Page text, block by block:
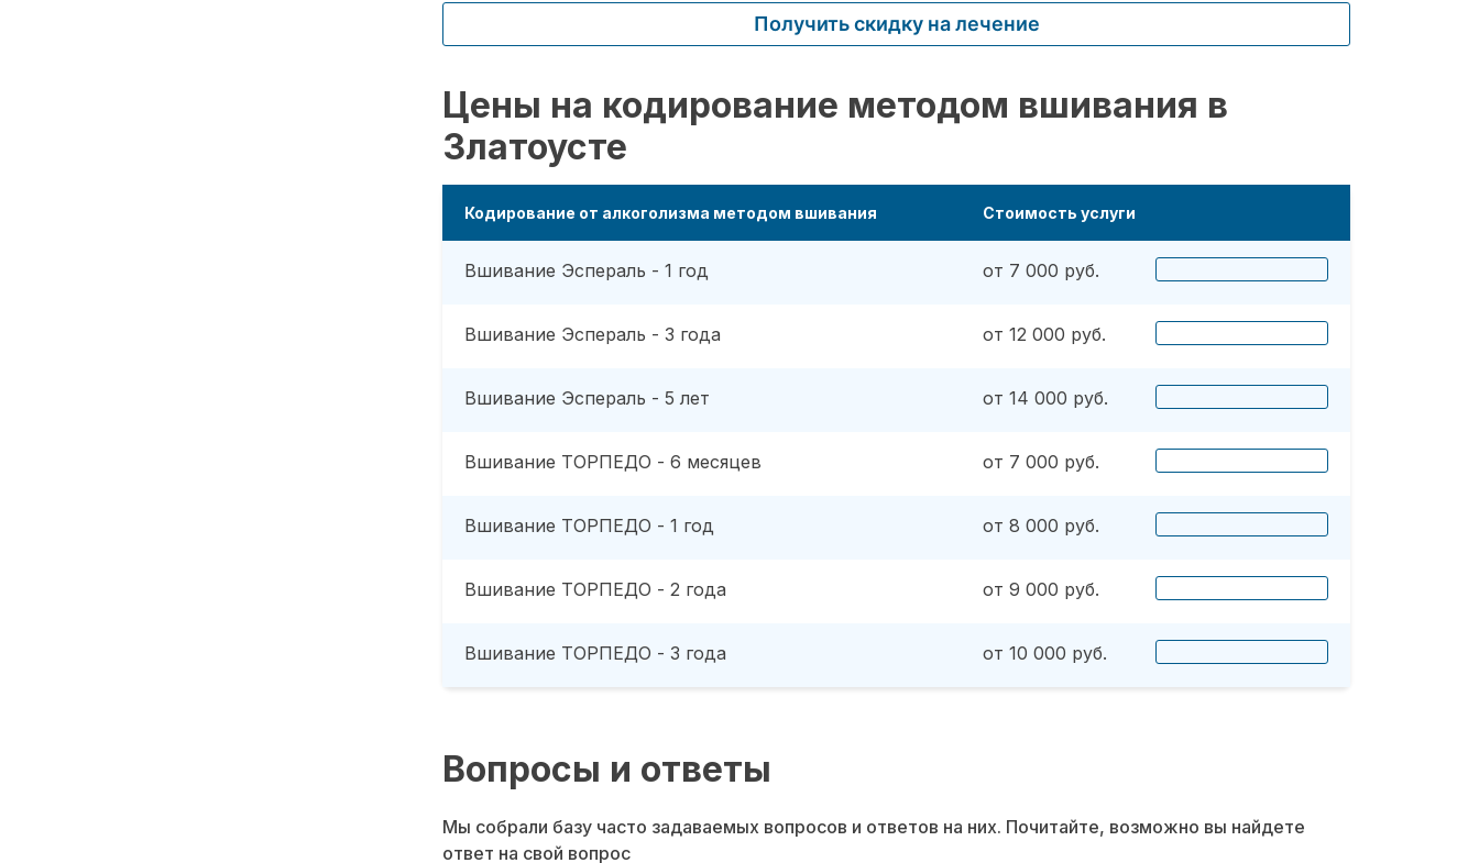
Получить скидку на лечение
Цены на кодирование методом вшивания в
Златоусте
Кодирование от алкоголизма методом вшивания Стоимость услуги
Вшивание Эспераль - 1 год от 7 000 руб.
Вшивание Эспераль - 3 года от 12 000 руб.
Вшивание Эспераль - 5 лет от 14 000 руб.
Вшивание ТОРПЕДО - 6 месяцев от 7 000 руб.
Вшивание ТОРПЕДО - 1 год от 8 000 руб.
Вшивание ТОРПЕДО - 2 года от 9 000 руб.
Вшивание ТОРПЕДО - 3 года от 10 000 руб.
Вопросы и ответы
Мы собрали базу часто задаваемых вопросов и ответов на них. Почитайте, возможно вы найдете
ответ на свой вопрос